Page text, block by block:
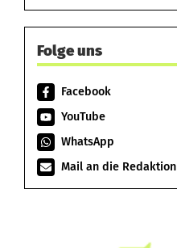
Folge uns
Facebook
YouTube
WhatsApp
Mail an die Redaktion